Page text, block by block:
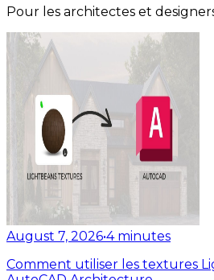
Pour les architectes et
August 7, 2026•4 minutes
Comment utiliser les textures